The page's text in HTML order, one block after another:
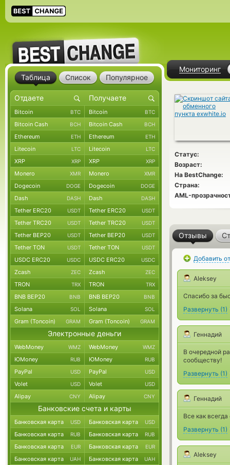
Мониторинг
Статус:
Возраст:
На BestChange:
Страна:
AML-
Отзывы
Добавить
Aleksey
Спасибо за
Развернуть (1)
Геннадий
В очередной
сообществу!
Развернуть (1)
Геннадий
Все как
Развернуть (1)
Aleksey
Таблица Список Популярное
Bitcoin BTC Bitcoin BTC
Bitcoin Cash BCH Bitcoin Cash BCH
Ethereum ETH Ethereum ETH
Litecoin LTC Litecoin LTC
XRP XRP XRP XRP
Monero XMR Monero XMR
Dogecoin DOGE Dogecoin DOGE
Dash DASH Dash DASH
Tether ERC20 USDT Tether ERC20 USDT
Tether TRC20 USDT Tether TRC20 USDT
Tether BEP20 USDT Tether BEP20 USDT
Tether TON USDT Tether TON USDT
USDC ERC20 USDC USDC ERC20 USDC
Zcash ZEC Zcash ZEC
TRON TRX TRON TRX
BNB BEP20 BNB BNB BEP20 BNB
Solana SOL Solana SOL
Gram (Toncoin) GRAM Gram (Toncoin) GRAM
Электронные деньги
WebMoney WMZ WebMoney WMZ
ЮMoney RUB ЮMoney RUB
PayPal USD PayPal USD
Volet USD Volet USD
Alipay CNY Alipay CNY
Банковские счета и карты
Банковская карта USD Банковская карта USD
Банковская карта RUB Банковская карта RUB
Банковская карта EUR Банковская карта EUR
Банковская карта UAH Банковская карта UAH